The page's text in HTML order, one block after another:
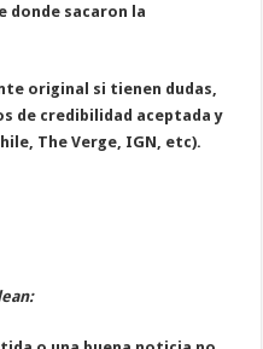
donde sacaron la
original si tienen dudas,
de credibilidad aceptada y
The Verge, IGN, etc).